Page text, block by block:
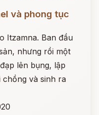
và phong tục
Itzamna. Ban đầu
nhưng rồi một
lên bụng, lập
chồng và sinh ra